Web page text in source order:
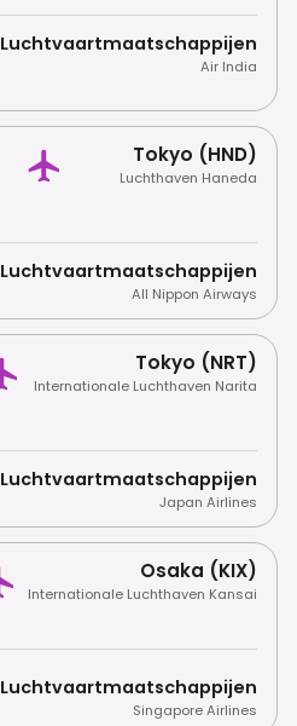
Luchtvaartmaatschappijen
Air India
Tokyo (HND)
Luchthaven Haneda
Luchtvaartmaatschappijen
All Nippon Airways
Tokyo (NRT)
Internationale Luchthaven Narita
Luchtvaartmaatschappijen
Japan Airlines
Osaka (KIX)
Internationale Luchthaven Kansai
Luchtvaartmaatschappijen
Singapore Airlines